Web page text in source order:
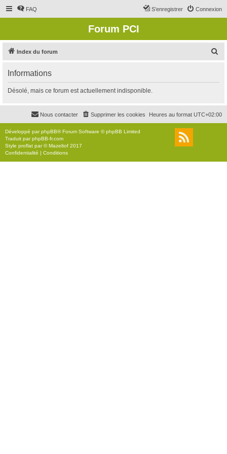
FAQ Connexion
S’enregistrer
Forum PCI
Index du forum
r
c
r
Informations
Désolé, mais ce forum est actuellement indisponible.
Heures au format UTC+02:00
Supprimer les cookies
Nous contacter
Développé parphpBB® Forum Software © phpBB Limited
Traduit parphpBB-fr.com
Style proflat par ©Mazeltof 2017
Confidentialité | Conditions